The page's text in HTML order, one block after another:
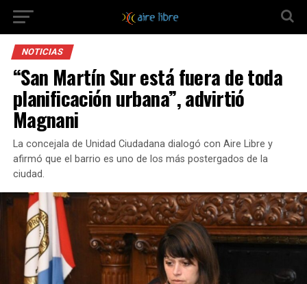
NOTICIAS
“San Martín Sur está fuera de toda
planificación urbana”, advirtió
Magnani
La concejala de Unidad Ciudadana dialogó con Aire Libre y
afirmó que el barrio es uno de los más postergados de la
ciudad.